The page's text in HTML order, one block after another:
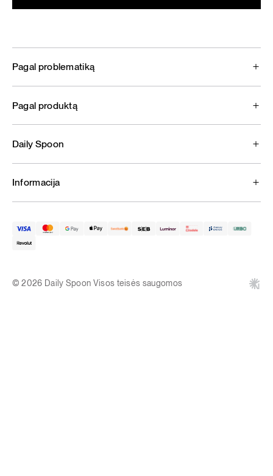
Pagal problematiką
Pagal produktą
Daily Spoon
Informacija
© 2026 Daily Spoon Visos teisės saugomos